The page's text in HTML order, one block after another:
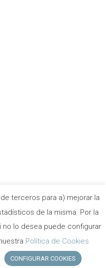
| Aviso Legal
terceros para a) mejorar la
de la misma. Por la
lo desea puede configurar
Política de Cookies
CONFIGURAR COOKIES